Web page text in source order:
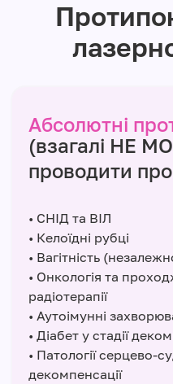
Абсолютні
(взагалі НЕ
проводити
• СНІД та ВІЛ
• Келоїдні рубці
• Вагітність
• Онкологія та
радіотерапії
• Аутоімунні
• Діабет у стадії
• Патології серцево-
декомпенсації